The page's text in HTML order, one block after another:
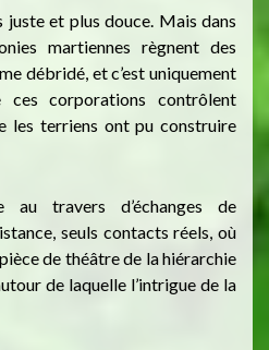
juste et plus douce. Mais dans
martiennes règnent des
débridé, et c’est uniquement
ces corporations contrôlent
les terriens ont pu construire
au travers d’échanges de
seuls contacts réels, où
de théâtre de la hiérarchie
de laquelle l’intrigue de la